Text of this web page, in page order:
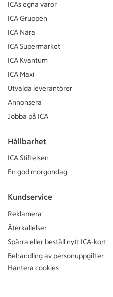
ICAs egna varor
ICA Gruppen
ICA Nära
ICA Supermarket
ICA Kvantum
ICA Maxi
Utvalda leverantörer
Annonsera
Jobba på ICA
Hållbarhet
ICA Stiftelsen
En god morgondag
Kundservice
Reklamera
Återkallelser
Spärra eller beställ nytt ICA-kort
Behandling av personuppgifter
Hantera cookies